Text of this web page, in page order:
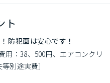
ト
防犯面は安心です！
用：38、500円、エアコンクリ
別途実費］